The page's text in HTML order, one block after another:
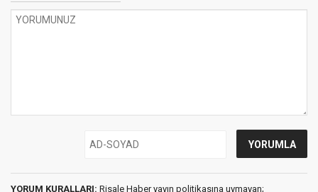
YORUM KURALLARI: Risale Haber yayın politikasına uymayan;